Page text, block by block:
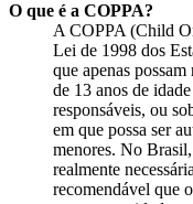
O que é a COPPA?
A COPPA (Child
Lei de 1998 dos
que apenas
de 13 anos de
responsáveis, ou
em que possa ser
menores. No
realmente
recomendável que